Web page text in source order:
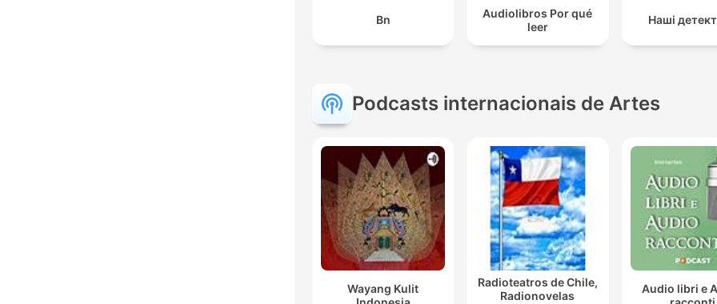
Bn
Audiolibros Por qué
leer
Наші
Podcasts internacionais de Artes
Wayang Kulit
Radioteatros de Chile,
Radionovelas
Audio libri e